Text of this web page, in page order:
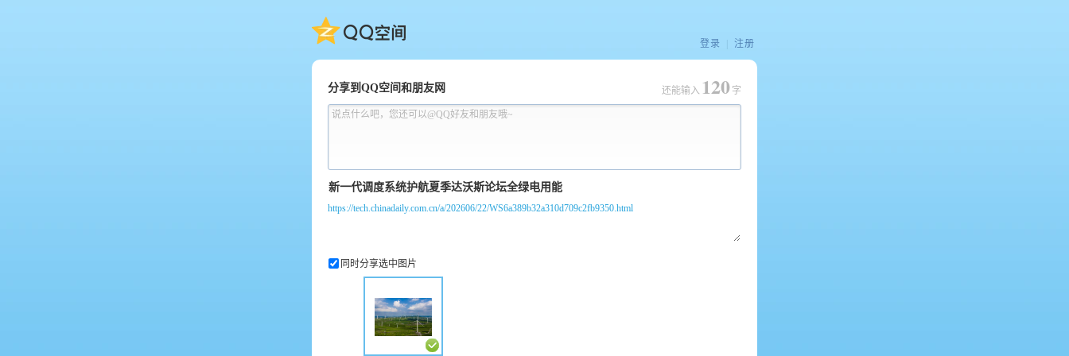
QQ空间
登录 注册
分享到QQ空间和朋友网
说点什么吧，您还可以@QQ好友和朋友哦~
还能输入 120 字
https://tech.chinadaily.com.cn/a/202606/22/WS6a389b32a310d709c2fb9350.html
同时分享选中图片